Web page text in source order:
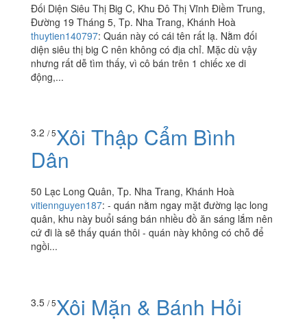
Đối Diện Siêu Thị Big C, Khu Đô Thị Vĩnh Điềm Trung,
Đường 19 Tháng 5, Tp. Nha Trang, Khánh Hoà
thuytien140797: Quán này có cái tên rất lạ. Nằm đối
diện siêu thị big C nên không có địa chỉ. Mặc dù vậy
nhưng rất dễ tìm thấy, vì cô bán trên 1 chiếc xe di
động,...
3.2/ 5Xôi Thập Cẩm Bình
Dân
50 Lạc Long Quân, Tp. Nha Trang, Khánh Hoà
ngồi...